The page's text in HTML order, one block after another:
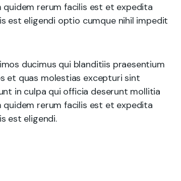
rerum facilis est et expedita
est eligendi optio cumque nihil impedit
ducimus qui blanditiis praesentium
et quas molestias excepturi sint
in culpa qui officia deserunt mollitia
rerum facilis est et expedita
est eligendi.